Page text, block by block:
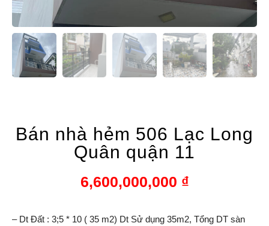
Bán nhà hẻm 506 Lạc Long
Quân quận 11
6,600,000,000 ₫
– Dt Đất : 3;5 * 10 ( 35 m2) Dt Sử dụng 35m2, Tổng DT sàn